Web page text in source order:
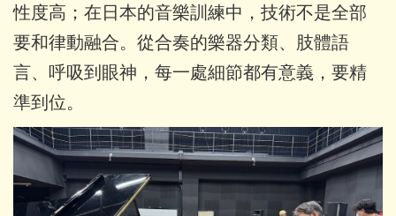
性度高；在日本的音樂訓練中，技術不是全部
要和律動融合。從合奏的樂器分類、肢體語
言、呼吸到眼神，每一處細節都有意義，要精
準到位。